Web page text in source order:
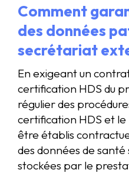
Comment
des données
secrétariat
En exigeant un
certification HDS du
régulier des
certification HDS et
être établis
des données de
stockées par le